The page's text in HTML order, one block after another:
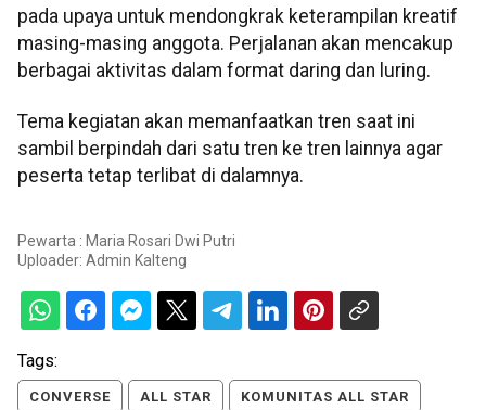
pada upaya untuk mendongkrak keterampilan kreatif
masing-masing anggota. Perjalanan akan mencakup
berbagai aktivitas dalam format daring dan luring.
Tema kegiatan akan memanfaatkan tren saat ini
sambil berpindah dari satu tren ke tren lainnya agar
peserta tetap terlibat di dalamnya.
Pewarta : Maria Rosari Dwi Putri
Uploader: Admin Kalteng
Tags:
CONVERSE ALL STAR KOMUNITAS ALL STAR